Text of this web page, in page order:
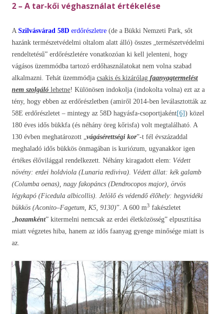
2 – A tar-kői véghasználat értékelése
A Szilvásvárad 58D erdőrészletre (de a Bükki Nemzeti Park, sőt
hazánk természetvédelmi oltalom alatt álló) összes „természetvédelmi
rendeltetésű” erdőrészletére vonatkozóan ki kell jelenteni, hogy
vágásos üzemmódba tartozó erdőhasználatokat nem volna szabad
alkalmazni. Tehát üzemmódja csakis és kizárólag faanyagtermelést
nem szolgáló lehetne! Különösen indokolja (indokolta volna) ezt az a
tény, hogy ebben az erdőrészletben (amiről 2014-ben leválasztották az
58E erdőrészletet – mintegy az 58D hagyásfa-csoportjaként[6]) közel
180 éves idős bükkfa (és néhány öreg kőrisfa) volt megtalálható. A
130 évben meghatározott „vágásérettségi kor”-t fél évszázaddal
meghaladó idős bükkös önmagában is kuriózum, ugyanakkor igen
értékes élővilággal rendelkezett. Néhány kiragadott elem: Védett
növény: erdei holdviola (Lunaria rediviva). Védett állat: kék galamb
(Columba oenas), nagy fakopáncs (Dendrocopos major), örvös
légykapó (Ficedula albicollis). Jelölő és védendő élőhely: hegyvidéki
bükkös (Aconito–Fagetum, K5, 9130)”. A 600 m3 fakészletet
„hozamként” kitermelni nemcsak az erdei életközösség” elpusztítása
miatt végzetes hiba, hanem az idős faanyag gyenge minősége miatt is
az.